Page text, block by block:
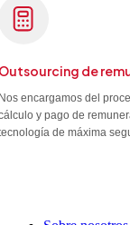
de
encargamos del
y pago de
de máxima